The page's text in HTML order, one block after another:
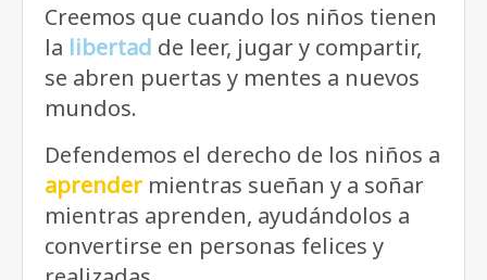
Creemos que cuando los niños tienen
la libertad de leer, jugar y compartir,
se abren puertas y mentes a nuevos
mundos.
Defendemos el derecho de los niños a
aprender mientras sueñan y a soñar
mientras aprenden, ayudándolos a
convertirse en personas felices y